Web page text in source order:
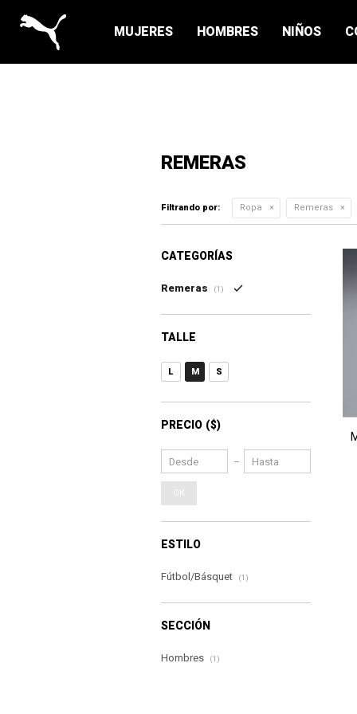
MUJERES HOMBRES NIÑOS
REMERAS
Filtrando por: Ropa Remeras
CATEGORÍAS
Remeras (1)
TALLE
L M S
PRECIO ($)
OK
ESTILO
Fútbol/Básquet (1)
SECCIÓN
Hombres (1)